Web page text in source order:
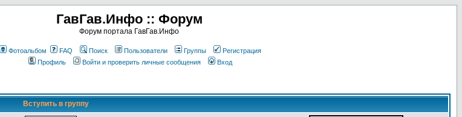
ГавГав.Инфо :: Форум
Форум портала ГавГав.Инфо
Фотоальбом FAQ Поиск Пользователи Группы
Регистрация
Профиль
Войти и проверить личные сообщения Вход
Вступить в группу